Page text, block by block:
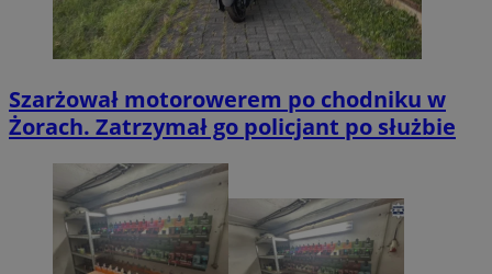
Szarżował motorowerem po chodniku w
Żorach. Zatrzymał go policjant po służbie